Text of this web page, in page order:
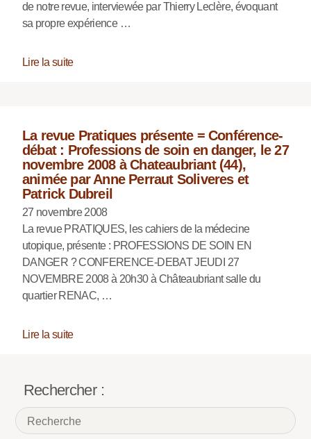
de notre revue, interviewée par Thierry Leclère, évoquant
sa propre expérience …
Lire la suite
La revue Pratiques présente = Conférence-
débat : Professions de soin en danger, le 27
novembre 2008 à Chateaubriant (44),
animée par Anne Perraut Soliveres et
Patrick Dubreil
27 novembre 2008
La revue PRATIQUES, les cahiers de la médecine
utopique, présente : PROFESSIONS DE SOIN EN
DANGER ? CONFERENCE-DEBAT JEUDI 27
NOVEMBRE 2008 à 20h30 à Châteaubriant salle du
quartier RENAC, …
Lire la suite
Rechercher :